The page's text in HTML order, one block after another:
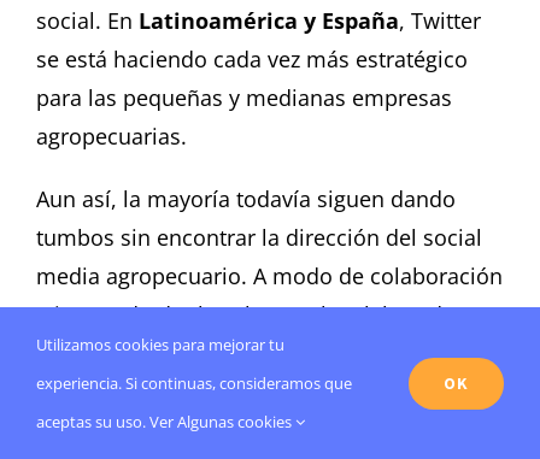
social. En Latinoamérica y España, Twitter
se está haciendo cada vez más estratégico
para las pequeñas y medianas empresas
agropecuarias.
Aun así, la mayoría todavía siguen dando
tumbos sin encontrar la dirección del social
media agropecuario. A modo de colaboración
e intentado dar luz al tema, he elaboradouna
lista con 15 errores más comunes que las
empresas deben evitar en Twitter .
Utilizamos cookies para mejorar tu
experiencia. Si continuas, consideramos que
aceptas su uso.Ver Algunas cookies
OK